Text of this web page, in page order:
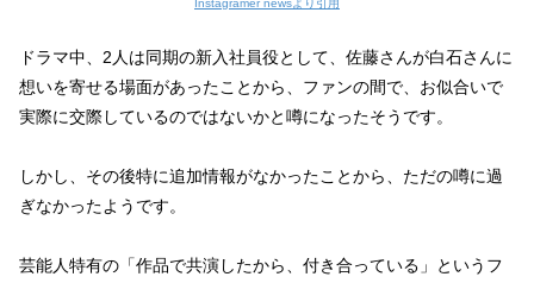
Instagramer newsより引用
ドラマ中、2人は同期の新入社員役として、佐藤さんが白石さんに
想いを寄せる場面があったことから、ファンの間で、お似合いで
実際に交際しているのではないかと噂になったそうです。
しかし、その後特に追加情報がなかったことから、ただの噂に過
ぎなかったようです。
芸能人特有の「作品で共演したから、付き合っている」というフ